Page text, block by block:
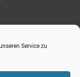
Service zu